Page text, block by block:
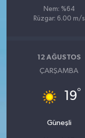
Nem: %64
Rüzgar: 6.00 m/s
12 AĞUSTOS
ÇARŞAMBA
19°
Güneşli